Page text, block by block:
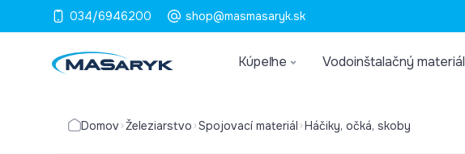
034/6946200 shop@masmasaryk.sk
Kúpeľne Vodoinštalačný materiál
Domov Železiarstvo Spojovací materiál Háčiky, očká, skoby